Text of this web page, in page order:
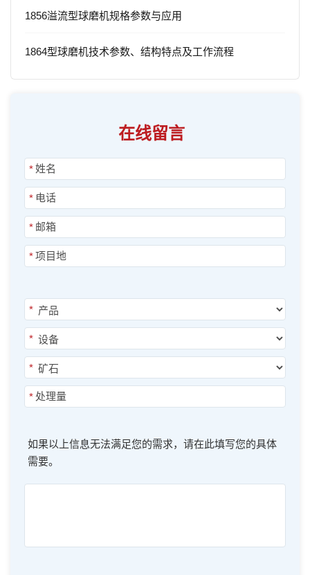
1856溢流型球磨机规格参数与应用
1864型球磨机技术参数、结构特点及工作流程
在线留言
*
*
*
*
*
*
*
*
如果以上信息无法满足您的需求，请在此填写您的具体
需要。